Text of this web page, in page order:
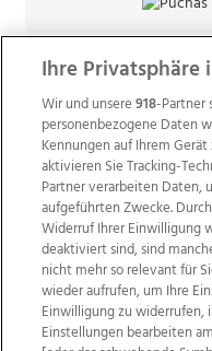
Wir über uns
Ihre Privatsphäre
Wir und unsere918-Partner
personenbezogene Daten
Kennungen auf Ihrem
aktivieren Sie Tracking-
Partner verarbeiten Daten,
aufgeführten Zwecke.
Widerruf Ihrer Einwilligung
deaktiviert sind, sind
nicht mehr so relevant für
wieder aufrufen, um Ihre
Einwilligung zu widerrufen,
Einstellungen bearbeiten